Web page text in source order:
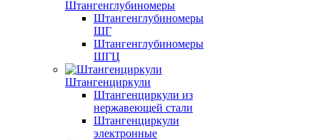
Штангенглубиномеры
Штангенглубиномеры
ШГ
Штангенглубиномеры
ШГЦ
Штангенциркули
Штангенциркули из
нержавеющей стали
Штангенциркули
электронные